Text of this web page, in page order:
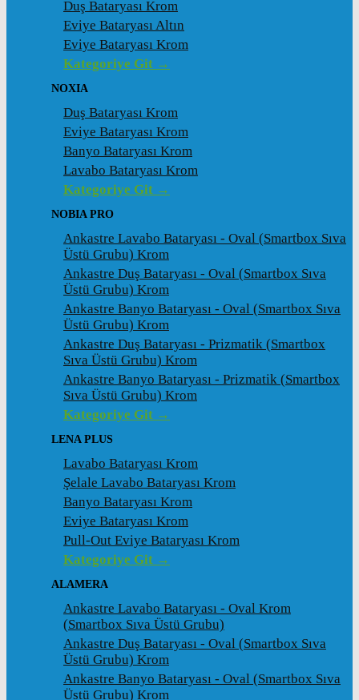
Duş Bataryası Krom
Eviye Bataryası Altın
Eviye Bataryası Krom
Kategoriye Git →
NOXIA
Duş Bataryası Krom
Eviye Bataryası Krom
Banyo Bataryası Krom
Lavabo Bataryası Krom
Kategoriye Git →
NOBIA PRO
Ankastre Lavabo Bataryası - Oval (Smartbox Sıva
Üstü Grubu) Krom
Ankastre Duş Bataryası - Oval (Smartbox Sıva
Üstü Grubu) Krom
Ankastre Banyo Bataryası - Oval (Smartbox Sıva
Üstü Grubu) Krom
Ankastre Duş Bataryası - Prizmatik (Smartbox
Sıva Üstü Grubu) Krom
Ankastre Banyo Bataryası - Prizmatik (Smartbox
Sıva Üstü Grubu) Krom
Kategoriye Git →
LENA PLUS
Lavabo Bataryası Krom
Şelale Lavabo Bataryası Krom
Banyo Bataryası Krom
Eviye Bataryası Krom
Pull-Out Eviye Bataryası Krom
Kategoriye Git →
ALAMERA
Ankastre Lavabo Bataryası - Oval Krom
(Smartbox Sıva Üstü Grubu)
Ankastre Duş Bataryası - Oval (Smartbox Sıva
Üstü Grubu) Krom
Ankastre Banyo Bataryası - Oval (Smartbox Sıva
Üstü Grubu) Krom